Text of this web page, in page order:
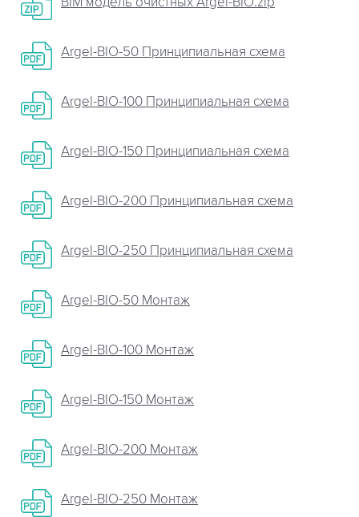
Argel-BIO-50 Принципиальная схема
Argel-BIO-100 Принципиальная схема
Argel-BIO-150 Принципиальная схема
Argel-BIO-200 Принципиальная схема
Argel-BIO-250 Принципиальная схема
Argel-BIO-50 Монтаж
Argel-BIO-100 Монтаж
Argel-BIO-150 Монтаж
Argel-BIO-200 Монтаж
Argel-BIO-250 Монтаж